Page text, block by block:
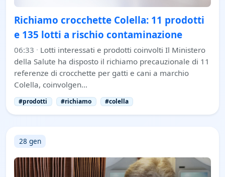
Richiamo crocchette Colella: 11 prodotti
e 135 lotti a rischio contaminazione
06:33 · Lotti interessati e prodotti coinvolti Il Ministero
della Salute ha disposto il richiamo precauzionale di 11
referenze di crocchette per gatti e cani a marchio
Colella, coinvolgen…
#prodotti #richiamo #colella
28 gen